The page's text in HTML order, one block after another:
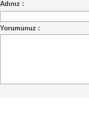
Adınız :
Yorumunuz :